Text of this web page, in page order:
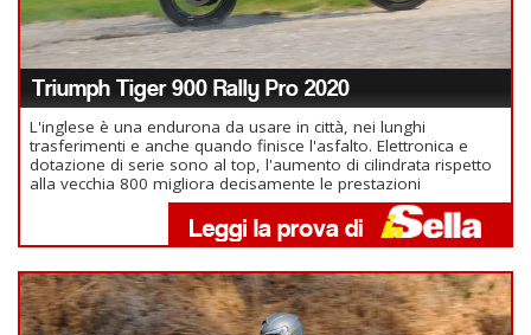
Triumph Tiger 900 Rally Pro 2020
L'inglese è una endurona da usare in città, nei lunghi
trasferimenti e anche quando finisce l'asfalto. Elettronica e
dotazione di serie sono al top, l'aumento di cilindrata rispetto
alla vecchia 800 migliora decisamente le prestazioni